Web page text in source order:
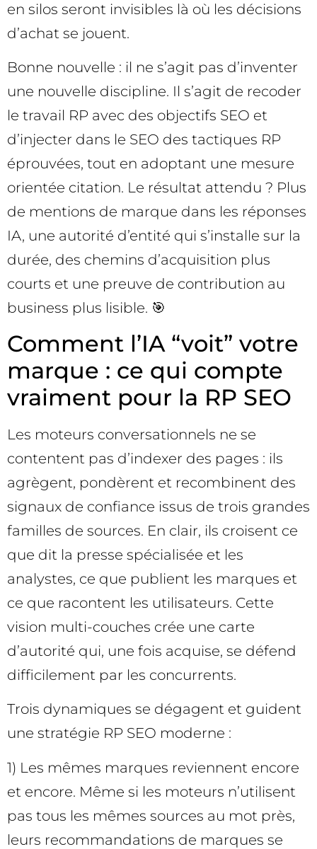
en silos seront invisibles là où les décisions
d’achat se jouent.
Bonne nouvelle : il ne s’agit pas d’inventer
une nouvelle discipline. Il s’agit de recoder
le travail RP avec des objectifs SEO et
d’injecter dans le SEO des tactiques RP
éprouvées, tout en adoptant une mesure
orientée citation. Le résultat attendu ? Plus
de mentions de marque dans les réponses
IA, une autorité d’entité qui s’installe sur la
durée, des chemins d’acquisition plus
courts et une preuve de contribution au
business plus lisible. 🎯
Comment l’IA “voit” votre
marque : ce qui compte
vraiment pour la RP SEO
Les moteurs conversationnels ne se
contentent pas d’indexer des pages : ils
agrègent, pondèrent et recombinent des
signaux de confiance issus de trois grandes
familles de sources. En clair, ils croisent ce
que dit la presse spécialisée et les
analystes, ce que publient les marques et
ce que racontent les utilisateurs. Cette
vision multi-couches crée une carte
d’autorité qui, une fois acquise, se défend
difficilement par les concurrents.
Trois dynamiques se dégagent et guident
une stratégie RP SEO moderne :
1) Les mêmes marques reviennent encore
et encore. Même si les moteurs n’utilisent
pas tous les mêmes sources au mot près,
leurs recommandations de marques se